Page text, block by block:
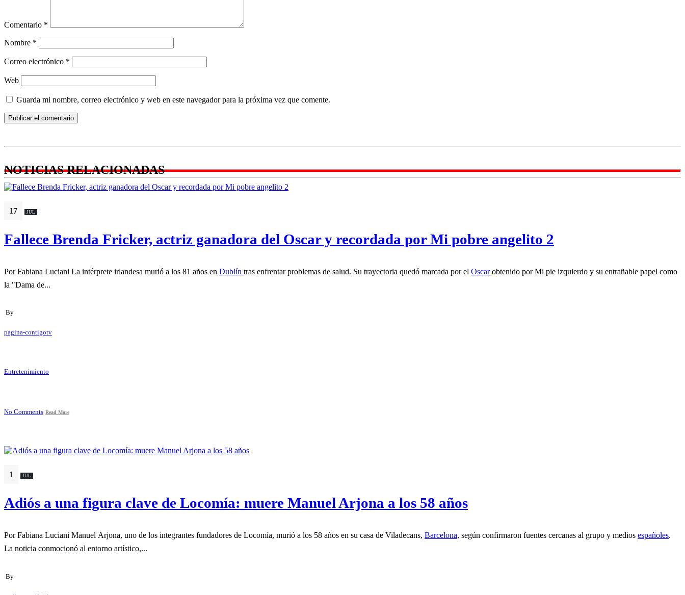
Comentario *
Nombre *
Correo electrónico *
Web
Guarda mi nombre, correo electrónico y web en este navegador para la próxima vez que comente.
NOTICIAS RELACIONADAS
17 JUL
Fallece Brenda Fricker, actriz ganadora del Oscar y recordada por Mi pobre angelito 2
Por Fabiana Luciani La intérprete irlandesa murió a los 81 años en Dublín tras enfrentar problemas de salud. Su trayectoria quedó marcada por el Oscarobtenido por Mi pie izquierdo y su entrañable papel como
la "Dama de...
By
pagina-contigotv
Entretenimiento
No Comments Read More
1 JUL
Adiós a una figura clave de Locomía: muere Manuel Arjona a los 58 años
Por Fabiana Luciani Manuel Arjona, uno de los integrantes fundadores de Locomía, murió a los 58 años en su casa de Viladecans, Barcelona, según confirmaron fuentes cercanas al grupo y medios españoles.
La noticia conmocionó al entorno artístico,...
By